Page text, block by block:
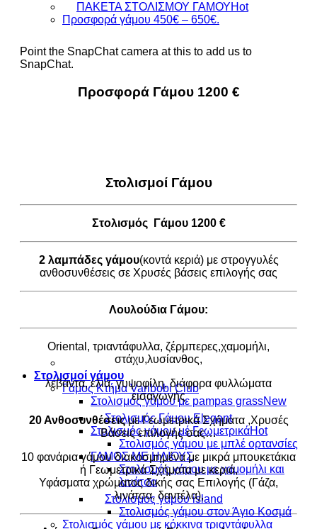
ΠΑΚΕΤΑ ΣΤΟΛΙΣΜΟΥ ΓΑΜΟΥ
Προσφορά γάμου 450€ – 650€.
Στολισμοί γάμου
Γάμος Κτήμα Varibobi Club
Στολισμός γάμου με pampas grass
Στολισμός Γάμου Elegant
Στολισμός γάμου μέ Γεωμετρικά
Στολισμός γάμου με μπλέ ορτανσίες
ΓΑΜΟΣ ΜΕ ΗΛΙΟΥΣ
Στολισμός γάμου με χαμομήλι και
λινάτσα
Στολισμός γαμου island
Στολισμός γάμου στον Άγιο Κοσμά
Στολισμός γάμου με κόκκινα τριαντάφυλλα
Point the SnapChat camera at this to add us to
SnapChat.
Προσφορά Γάμου 1200 €
Στολισμοί Γάμου
Στολισμός Γάμου 1200 €
2 λαμπάδες γάμου(κοντά κεριά) με στρογγυλές
ανθοσυνθέσεις σε Χρυσές βάσεις επιλογής σας
Λουλούδια Γάμου:
Oriental, τριαντάφυλλα, ζέρμπερες,χαμομήλι,
στάχυ,λυσίανθος,
λεβάντα, ελιά, γυψοφίλη, διάφορα φυλλώματα
εισαγωγής
20 Ανθοσυνθέσειςμε Γεωμετρικά Σχήματα ,Χρυσές
Βάσεις επιλογής σας…
10 φανάρια γάμου διακοσμημένα με μικρά μπουκετάκια
ή Γεωμετρικά Σχήματα με κεριά,
Υφάσματα χρώματος δικής σας Επιλογής (Γάζα,
λινάτσα, δαντέλα),